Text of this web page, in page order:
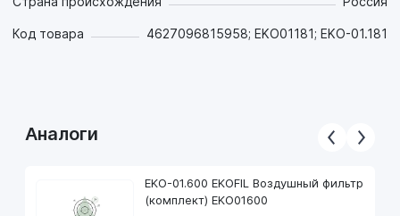
Код товара 4627096815958; EKO01181; EKO-01.181
Аналоги
EKO-01.600 EKOFIL Воздушный фильтр
(комплект) EKO01600